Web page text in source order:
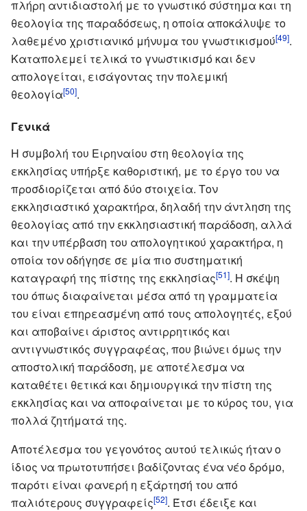
πλήρη αντιδιαστολή με το γνωστικό σύστημα και τη
θεολογία της παραδόσεως, η οποία αποκάλυψε το
λαθεμένο χριστιανικό μήνυμα του γνωστικισμού[49].
Καταπολεμεί τελικά το γνωστικισμό και δεν
απολογείται, εισάγοντας την πολεμική
θεολογία[50].
Γενικά
Η συμβολή του Ειρηναίου στη θεολογία της
εκκλησίας υπήρξε καθοριστική, με το έργο του να
προσδιορίζεται από δύο στοιχεία. Τον
εκκλησιαστικό χαρακτήρα, δηλαδή την άντληση της
θεολογίας από την εκκλησιαστική παράδοση, αλλά
και την υπέρβαση του απολογητικού χαρακτήρα, η
οποία τον οδήγησε σε μία πιο συστηματική
καταγραφή της πίστης της εκκλησίας[51]. Η σκέψη
του όπως διαφαίνεται μέσα από τη γραμματεία
του είναι επηρεασμένη από τους απολογητές, εξού
και αποβαίνει άριστος αντιρρητικός και
αντιγνωστικός συγγραφέας, που βιώνει όμως την
αποστολική παράδοση, με αποτέλεσμα να
καταθέτει θετικά και δημιουργικά την πίστη της
εκκλησίας και να αποφαίνεται με το κύρος του, για
πολλά ζητήματά της.
Αποτέλεσμα του γεγονότος αυτού τελικώς ήταν ο
ίδιος να πρωτοτυπήσει βαδίζοντας ένα νέο δρόμο,
παρότι είναι φανερή η εξάρτησή του από
παλιότερους συγγραφείς[52]. Έτσι έδειξε και